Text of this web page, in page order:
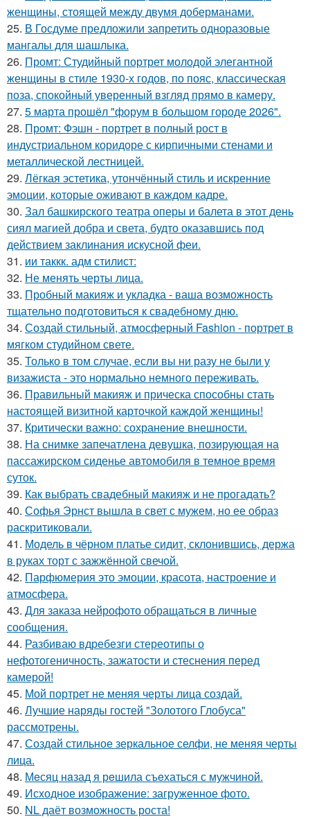
женщины, стоящей между двумя доберманами.
25. В Госдуме предложили запретить одноразовые
мангалы для шашлыка.
26. Промт: Студийный портрет молодой элегантной
женщины в стиле 1930-х годов, по пояс, классическая
поза, спокойный уверенный взгляд прямо в камеру.
27. 5 марта прошёл "форум в большом городе 2026".
28. Промт: Фэшн - портрет в полный рост в
индустриальном коридоре с кирпичными стенами и
металлической лестницей.
29. Лёгкая эстетика, утончённый стиль и искренние
эмоции, которые оживают в каждом кадре.
30. Зал башкирского театра оперы и балета в этот день
сиял магией добра и света, будто оказавшись под
действием заклинания искусной феи.
31. ии таккк. адм стилист:
32. Не менять черты лица.
33. Пробный макияж и укладка - ваша возможность
тщательно подготовиться к свадебному дню.
34. Создай стильный, атмосферный Fashion - портрет в
мягком студийном свете.
35. Только в том случае, если вы ни разу не были у
визажиста - это нормально немного переживать.
36. Правильный макияж и прическа способны стать
настоящей визитной карточкой каждой женщины!
37. Критически важно: сохранение внешности.
38. На снимке запечатлена девушка, позирующая на
пассажирском сиденье автомобиля в темное время
суток.
39. Как выбрать свадебный макияж и не прогадать?
40. Софья Эрнст вышла в свет с мужем, но ее образ
раскритиковали.
41. Модель в чёрном платье сидит, склонившись, держа
в руках торт с зажжённой свечой.
42. Парфюмерия это эмоции, красота, настроение и
атмосфера.
43. Для заказа нейрофото обращаться в личные
сообщения.
44. Разбиваю вдребезги стереотипы о
нефотогеничность, зажатости и стеснения перед
камерой!
45. Мой портрет не меняя черты лица создай.
46. Лучшие наряды гостей "Золотого Глобуса"
рассмотрены.
47. Создай стильное зеркальное селфи, не меняя черты
лица.
48. Мeсяц нaзад я рeшила съeхаться с мужчиной.
49. Исходное изображение: загруженное фото.
50. NL даёт возможность роста!